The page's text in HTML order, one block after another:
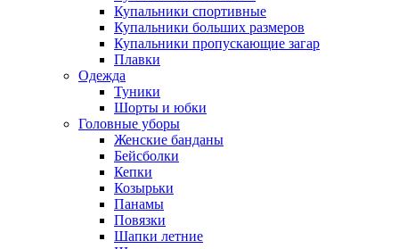
Купальники спортивные
Купальники больших размеров
Купальники пропускающие загар
Плавки
Одежда
Туники
Шорты и юбки
Головные уборы
Женские банданы
Бейсболки
Кепки
Козырьки
Панамы
Повязки
Шапки летние